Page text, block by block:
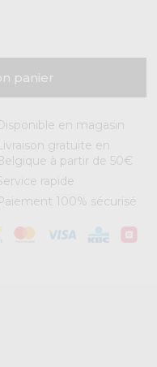
panier
en magasin
gratuite en
à partir de 50€
rapide
100% sécurisé